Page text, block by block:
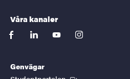
Våra kanaler
facebooklinkedinyoutubeinstagram
Genvägar